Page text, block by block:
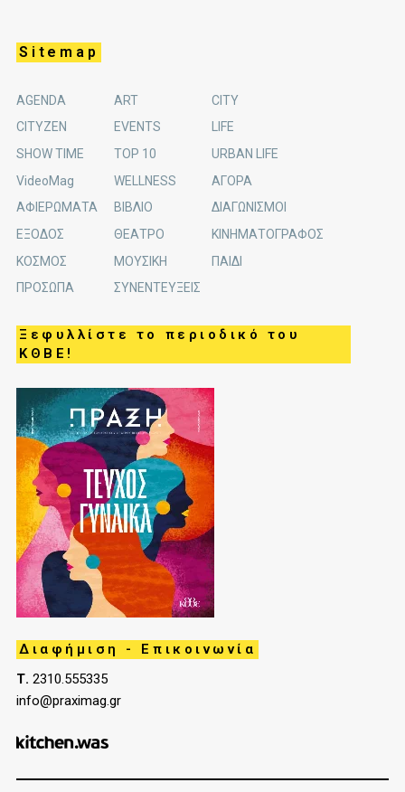
Sitemap
AGENDA ART
CITY
CITYZEN
EVENTS
LIFE
SHOW TIME
TOP 10
URBAN LIFE
VideoMag
WELLNESS
ΑΓΟΡΑ
ΑΦΙΕΡΩΜΑΤΑ
ΒΙΒΛΙΟ
ΔΙΑΓΩΝΙΣΜΟΙ
ΕΞΟΔΟΣ
ΘΕΑΤΡΟ
ΚΙΝΗΜΑΤΟΓΡΑΦΟΣ
ΚΟΣΜΟΣ
ΜΟΥΣΙΚΗ
ΠΑΙΔΙ
ΠΡΟΣΩΠΑ
ΣΥΝΕΝΤΕΥΞΕΙΣ
Ξεφυλλίστε το περιοδικό του
ΚΘΒΕ!
Διαφήμιση - Επικοινωνία
Τ. 2310.555335
info@praximag.gr